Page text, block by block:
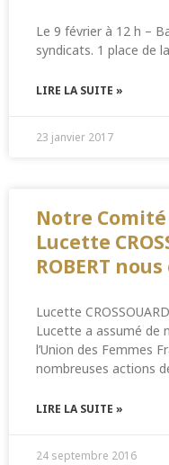
Le 9 février à 12 h –
syndicats. 1 place de
LIRE LA SUITE »
23 janvier 2017
Notre
Lucette
ROBERT
Lucette
Lucette a assumé de
l’Union des Femmes
nombreuses actions
LIRE LA SUITE »
24 septembre 2016